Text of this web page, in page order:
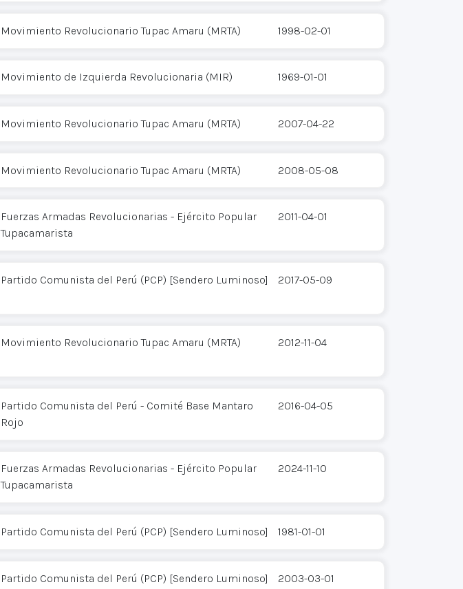
Movimiento Revolucionario Tupac Amaru (MRTA) 1998-02-01
Movimiento de Izquierda Revolucionaria (MIR) 1969-01-01
Movimiento Revolucionario Tupac Amaru (MRTA) 2007-04-22
Movimiento Revolucionario Tupac Amaru (MRTA) 2008-05-08
Fuerzas Armadas Revolucionarias - Ejército Popular
Tupacamarista
2011-04-01
Partido Comunista del Perú (PCP) [Sendero Luminoso] 2017-05-09
Movimiento Revolucionario Tupac Amaru (MRTA) 2012-11-04
Partido Comunista del Perú - Comité Base Mantaro
Rojo
2016-04-05
Fuerzas Armadas Revolucionarias - Ejército Popular
Tupacamarista
2024-11-10
Partido Comunista del Perú (PCP) [Sendero Luminoso] 1981-01-01
Partido Comunista del Perú (PCP) [Sendero Luminoso] 2003-03-01